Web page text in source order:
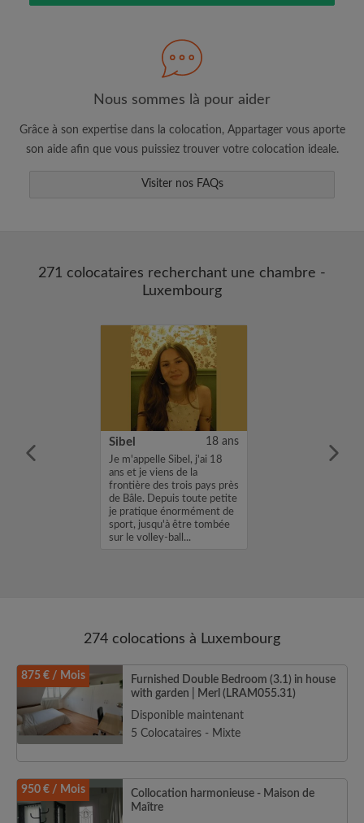
Faites une recherche selon ce qui vous
semble important
Consultez les chambres et les profils des
Sauvegardez vos recherches
annonce correspondant à vos critères
Nous sommes là pour aider
Grâce à son expertise dans la colocation, Appartager vous aporte
son aide afin que vous puissiez trouver votre colocation ideale.
Visiter nos FAQs
271 colocataires recherchant une chambre -
Luxembourg
Abde,
Sibel 18 ans
Je m'appelle Sibel, j'ai 18
ans et je viens de la
frontière des trois pays près
de Bâle. Depuis toute petite
je pratique énormément de
sport, jusqu'à être tombée
sur le volley-ball...
274 colocations à Luxembourg
875 € / Mois
Furnished Double Bedroom (3.1) in house
with garden | Merl (LRAM055.31)
Disponible maintenant
5 Colocataires - Mixte
950 € / Mois
Collocation harmonieuse - Maison de
Maître